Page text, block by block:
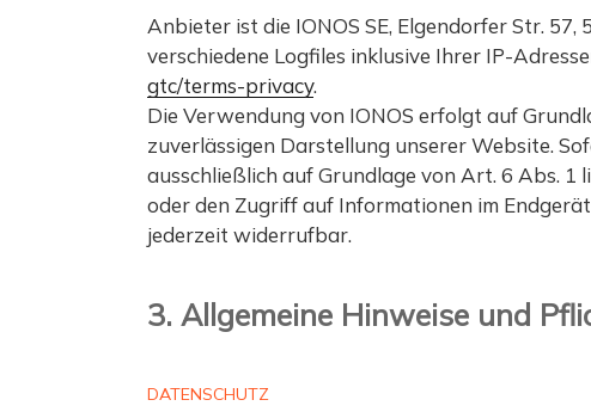
Anbieter ist die IONOS SE, Elgendorfer Str.
verschiedene Logfiles inklusive Ihrer IP-
gtc/terms-privacy.
Die Verwendung von IONOS erfolgt auf
zuverlässigen Darstellung unserer Website.
ausschließlich auf Grundlage von Art. 6 Abs. 1
oder den Zugriff auf Informationen im
jederzeit widerrufbar.
3. Allgemeine Hinweise und
DATENSCHUTZ